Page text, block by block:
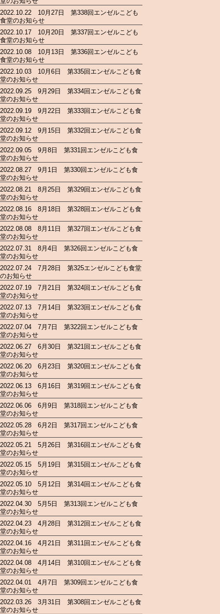
2022.10.22 10月27日 第338回エンゼルこども
食堂のお知らせ
2022.10.17 10月20日 第337回エンゼルこども
食堂のお知らせ
2022.10.08 10月13日 第336回エンゼルこども
食堂のお知らせ
2022.10.03 10月6日 第335回エンゼルこども食
堂のお知らせ
2022.09.25 9月29日 第334回エンゼルこども食
堂のお知らせ
2022.09.19 9月22日 第333回エンゼルこども食
堂のお知らせ
2022.09.12 9月15日 第332回エンゼルこども食
堂のお知らせ
2022.09.05 9月8日 第331回エンゼルこども食
堂のお知らせ
2022.08.27 9月1日 第330回エンゼルこども食
堂のお知らせ
2022.08.21 8月25日 第329回エンゼルこども食
堂のお知らせ
2022.08.16 8月18日 第328回エンゼルこども食
堂のお知らせ
2022.08.08 8月11日 第327回エンゼルこども食
堂のお知らせ
2022.07.31 8月4日 第326回エンゼルこども食
堂のお知らせ
2022.07.24 7月28日 第325エンゼルこども食堂
のお知らせ
2022.07.19 7月21日 第324回エンゼルこども食
堂のお知らせ
2022.07.13 7月14日 第323回エンゼルこども食
堂のお知らせ
2022.07.04 7月7日 第322回エンゼルこども食
堂のお知らせ
2022.06.27 6月30日 第321回エンゼルこども食
堂のお知らせ
2022.06.20 6月23日 第320回エンゼルこども食
堂のお知らせ
2022.06.13 6月16日 第319回エンゼルこども食
堂のお知らせ
2022.06.06 6月9日 第318回エンゼルこども食
堂のお知らせ
2022.05.28 6月2日 第317回エンゼルこども食
堂のお知らせ
2022.05.21 5月26日 第316回エンゼルこども食
堂のお知らせ
2022.05.15 5月19日 第315回エンゼルこども食
堂のお知らせ
2022.05.10 5月12日 第314回エンゼルこども食
堂のお知らせ
2022.04.30 5月5日 第313回エンゼルこども食
堂のお知らせ
2022.04.23 4月28日 第312回エンゼルこども食
堂のお知らせ
2022.04.16 4月21日 第311回エンゼルこども食
堂のお知らせ
2022.04.08 4月14日 第310回エンゼルこども食
堂のお知らせ
2022.04.01 4月7日 第309回エンゼルこども食
堂のお知らせ
2022.03.26 3月31日 第308回エンゼルこども食
堂のお知らせ